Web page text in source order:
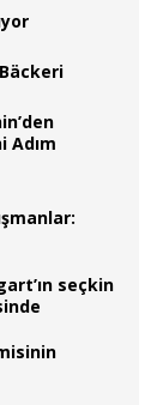
Adım
seçkin